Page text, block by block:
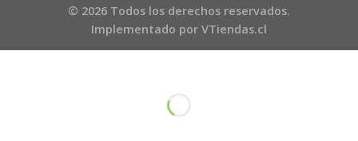
© 2026 Todos los derechos reservados.
Implementado por VTiendas.cl